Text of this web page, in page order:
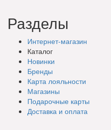
Разделы
Интернет-магазин
Каталог
Новинки
Бренды
Карта лояльности
Магазины
Подарочные карты
Доставка и оплата